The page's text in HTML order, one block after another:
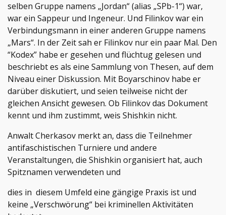
selben Gruppe namens „Jordan“ (alias „SPb-1“) war,
war ein Sappeur und Ingeneur. Und Filinkov war ein
Verbindungsmann in einer anderen Gruppe namens
„Mars“. In der Zeit sah er Filinkov nur ein paar Mal. Den
“Kodex” habe er gesehen und flüchtug gelesen und
beschriebt es als eine Sammlung von Thesen, auf dem
Niveau einer Diskussion. Mit Boyarschinov habe er
darüber diskutiert, und seien teilweise nicht der
gleichen Ansicht gewesen. Ob Filinkov das Dokument
kennt und ihm zustimmt, weis Shishkin nicht.
Anwalt Cherkasov merkt an, dass die Teilnehmer
antifaschistischen Turniere und andere
Veranstaltungen, die Shishkin organisiert hat, auch
Spitznamen verwendeten und
dies in diesem Umfeld eine gängige Praxis ist und
keine „Verschwörung“ bei kriminellen Aktivitäten